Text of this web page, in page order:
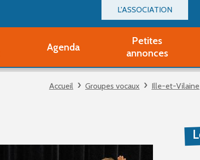
L'ASSOCIATION
Billetterie
Devenir adhérent Groupe Vocal
Devenir adhérent Partenaire
Ouvrir un compte Découverte
Agenda
Petites
annonces
Partitions d'occasion
Accueil Groupes vocaux Ille-et-Vilaine